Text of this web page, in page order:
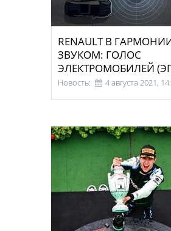
RENAULT В
ЗВУКОМ: ГОЛОС
ЭЛЕКТРОМОБИЛЕЙ
Новость: 4 августа 2021,